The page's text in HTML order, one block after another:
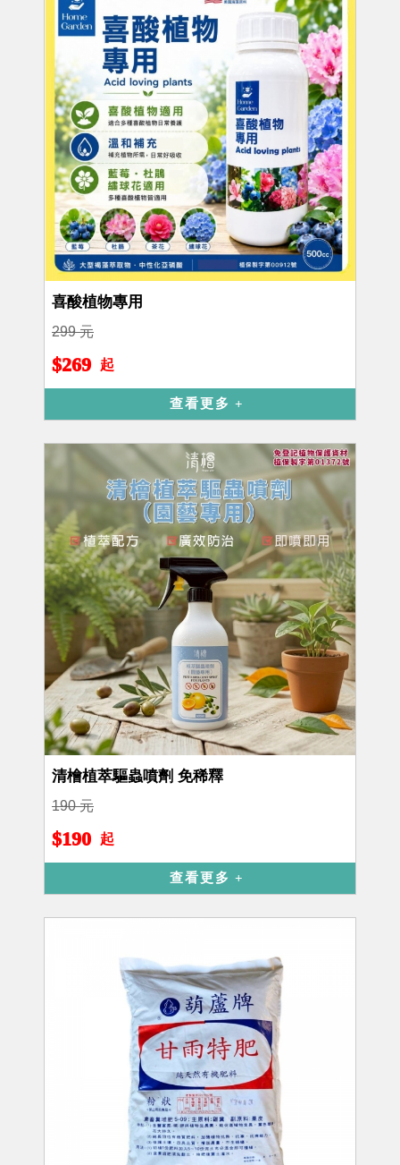
喜酸植物專用
299 元
$269 起
查看更多
清檜植萃驅蟲噴劑 免稀釋
190 元
$190 起
查看更多